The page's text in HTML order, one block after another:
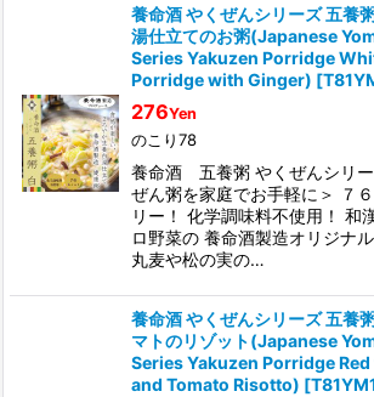
養命酒 やくぜんシリーズ 五養
湯仕立てのお粥(Japanese
Series Yakuzen Porridge
Porridge with Ginger) [
276Yen
のこり78
養命酒 五養粥 やくぜんシリ
ぜん粥を家庭でお手軽に＞ ７
リー！ 化学調味料不使用！ 和
ロ野菜の 養命酒製造オリジナル
丸麦や松の実の…
養命酒 やくぜんシリーズ 五養
マトのリゾット(Japanese
Series Yakuzen Porridge
and Tomato Risotto) [